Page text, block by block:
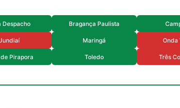
Despacho Bragança Paulista
Maringá Onda
Pirapora Toledo Três